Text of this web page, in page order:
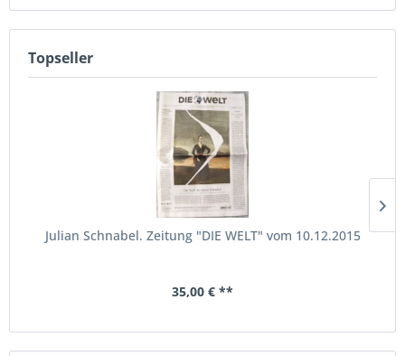
Topseller
Julian Schnabel. Zeitung "DIE WELT" vom 10.12.2015
35,00 € **